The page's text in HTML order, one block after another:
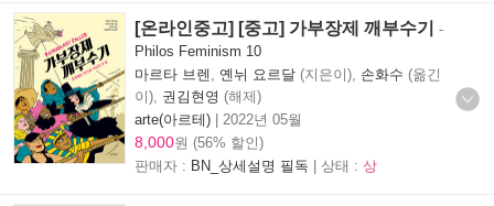
[온라인중고] [중고] 가부장제 깨부수기
-
Philos Feminism 10
마르타 브렌
옌뉘 요르달 (지은이), 손화수 (옮긴
이), 권김현영 (해제)
arte(아르테) | 2022년 05월
8,000원 (56% 할인)
판매자 : BN_상세설명 필독 | 상태 : 상